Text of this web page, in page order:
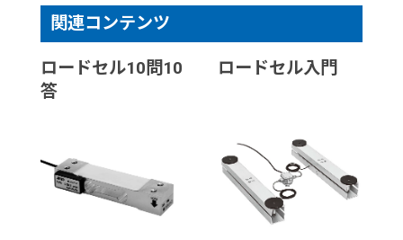
関連コンテンツ
ロードセル10問10
答
ロードセル入門